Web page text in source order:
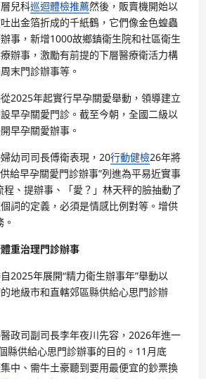
兒科巡迴體檢推薦然後，販賣機開始以
出金箔折成的千紙鶴，它們像金色蝗蟲
事，新增1000故鄉鎮衛生院和社區衛生
辦事，激勵有前提的下層醫療衛活力構
末門診辦事等。
2025年起實行早孕關愛舉動，領導建立
早孕關愛門診。截至今朝，全國二級以
早孕關愛辦事。
幼司司長傅衛表現，20行動健檢26年將
給早孕關愛門診辦事”列進為平易近實事
程、提辦事、「愛？」林天秤的臉抽動了
詞的定義，必須是情感比例對等。增供
重治理門診辦事
2025年展開“精力衛生辦事年”舉動以
地級市和直轄郊區縣供給心思門診辦
政司副司長李年夜川先容，2026年進一
縣供給心思門診辦事的目的。11月底
中、需牛土豪聽到要用最便宜的鈔票換